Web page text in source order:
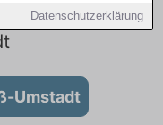
Datenschutzerklärung
für
Umstadt